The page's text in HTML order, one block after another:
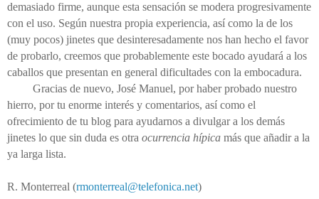
demasiado firme, aunque esta sensación se modera progresivamente
con el uso. Según nuestra propia experiencia, así como la de los
(muy pocos) jinetes que desinteresadamente nos han hecho el favor
de probarlo, creemos que probablemente este bocado ayudará a los
caballos que presentan en general dificultades con la embocadura.
Gracias de nuevo, José Manuel, por haber probado nuestro
hierro, por tu enorme interés y comentarios, así como el
ofrecimiento de tu blog para ayudarnos a divulgar a los demás
jinetes lo que sin duda es otra ocurrencia hípica más que añadir a la
ya larga lista.
R. Monterreal (rmonterreal@telefonica.net)